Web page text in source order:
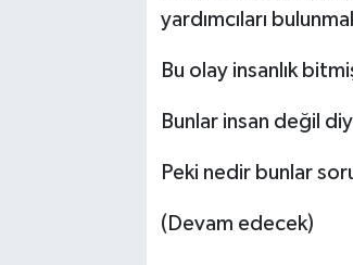
yardımcıları
Bu olay insanlık
Bunlar insan değil
Peki nedir bunlar
(Devam edecek)